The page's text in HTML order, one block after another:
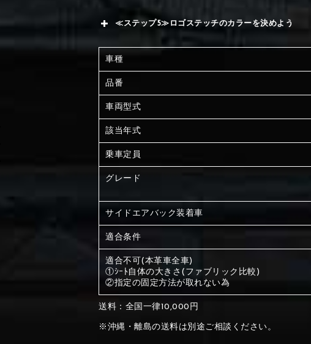
①Beige
≪ステップ5≫ロゴステッチのカラーを決めよう
車種
品番
車両型式
該当年式
乗車定員
グレード
サイドエアバック装着車
適合条件
適合不可(本革車全車)
①ｼｰﾄ自体の大きさ(ファブリック比較)
②指定の固定方法が取れない為
送料：全国一律10,000円
※沖縄・離島の送料は別途ご相談ください。